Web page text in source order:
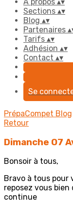
Sections ▴▾
Blog ▴▾
Partenaires ▴
Tarifs ▴▾
Adhésion ▴▾
Contact ▴▾
Se
PrépaCompet Blog
Retour
Dimanche O7
Bonsoir à tous,
Bravo à tous pour
reposez vous
continue